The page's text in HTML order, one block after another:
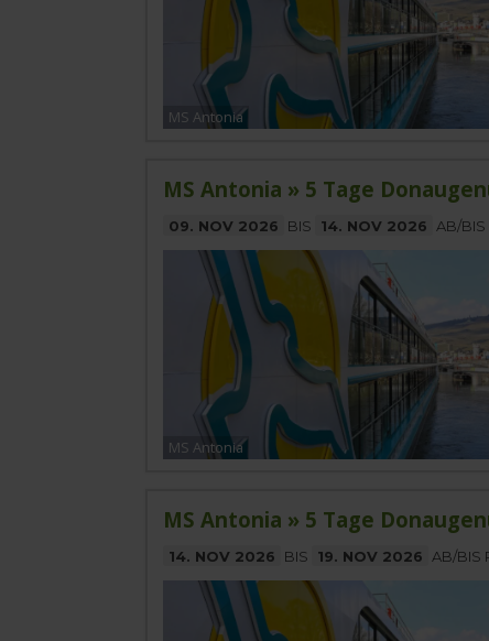
MS Antonia
MS Antonia » 5 Tage
09. NOV 2026 BIS 14. NOV 2026 AB/BIS
MS Antonia
MS Antonia » 5 Tage
14. NOV 2026 BIS 19. NOV 2026 AB/BIS